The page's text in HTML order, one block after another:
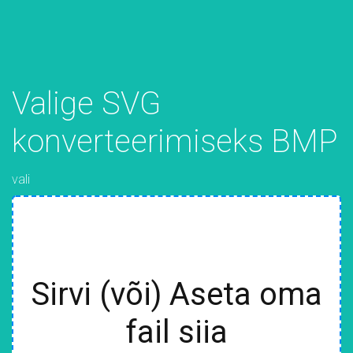
Valige SVG
konverteerimiseks BMP
vali
Sirvi (või) Aseta oma
fail siia